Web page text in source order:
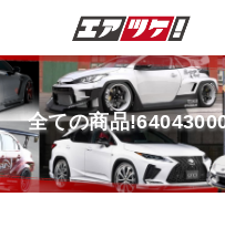
全ての商品